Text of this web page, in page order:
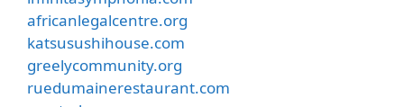
africanlegalcentre.org
katsusushihouse.com
greelycommunity.org
ruedumainerestaurant.com